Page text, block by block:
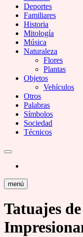
Deportes
Familiares
Historia
Mitología
Música
Naturaleza
Flores
Plantas
Objetos
Vehículos
Otros
Palabras
Símbolos
Sociedad
Técnicos
menú
Tatuajes